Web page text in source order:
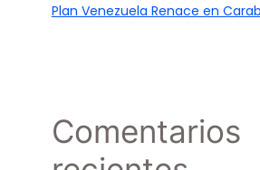
Plan Venezuela Renace en
Comentarios